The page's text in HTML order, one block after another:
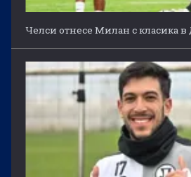
Челси отнесе Милан с класика в